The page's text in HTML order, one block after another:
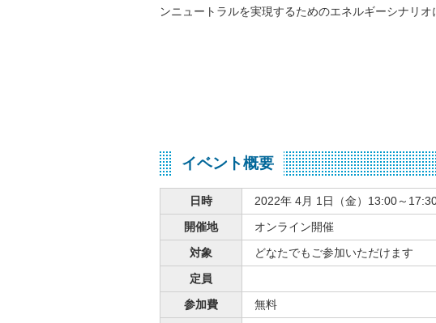
ンニュートラルを実現するためのエネルギーシナリオ
イベント概要
日時
2022年 4月 1日（金）13:00～
開催地
オンライン開催
対象
どなたでもご参加いただけます
定員
参加費
無料